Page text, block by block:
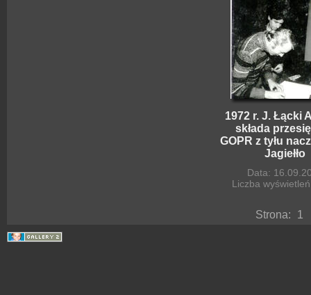
1972 r. J. Łącki
składa
GOPR z tyłu
Jagiełło
Data:
Liczba
Strona: 1